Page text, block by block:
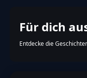
Für dich
Entdecke die